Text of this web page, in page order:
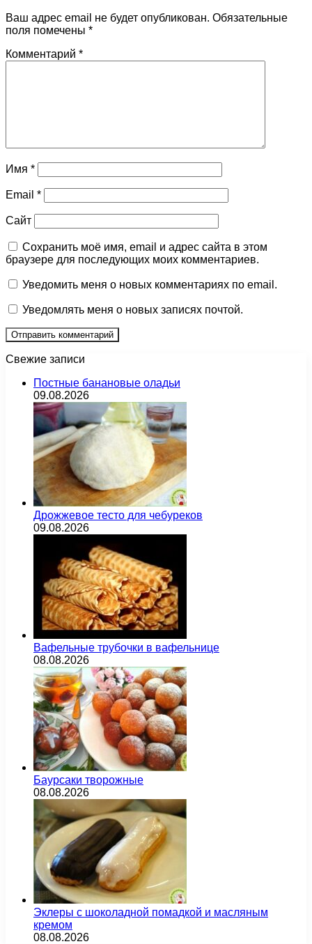
Ваш адрес email не будет опубликован. Обязательные
поля помечены *
Комментарий *
Имя *
Email *
Сайт
Сохранить моё имя, email и адрес сайта в этом
браузере для последующих моих комментариев.
Уведомить меня о новых комментариях по email.
Уведомлять меня о новых записях почтой.
Свежие записи
Постные банановые оладьи
09.08.2026
Дрожжевое тесто для чебуреков
09.08.2026
Вафельные трубочки в вафельнице
08.08.2026
Баурсаки творожные
08.08.2026
Эклеры с шоколадной помадкой и масляным
кремом
08.08.2026